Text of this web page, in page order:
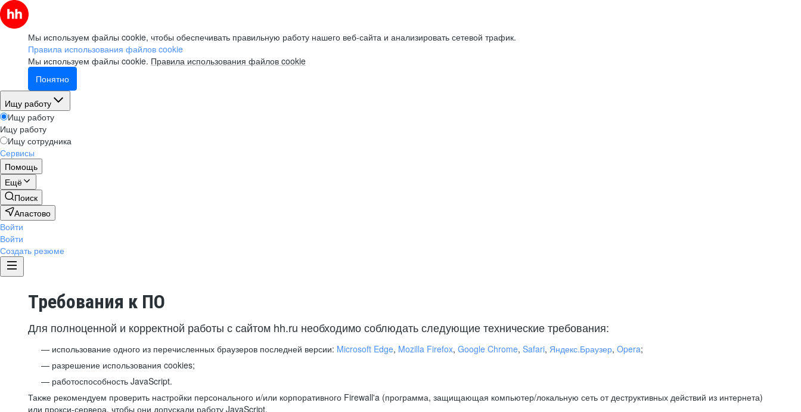
Мы используем файлы cookie, чтобы обеспечивать правильную работу нашего веб-сайта и анализировать сетевой трафик.
Правила использования файлов cookie
Мы используем файлы cookie. Правила использования файлов cookie
Понятно
Ищу работу
Ищу работу
Ищу работу
Ищу сотрудника
Сервисы
Помощь
Ещё
Поиск
Апастово
Войти
Войти
Создать резюме
Требования к ПО
Для полноценной и корректной работы с сайтом hh.ru необходимо соблюдать следующие технические требования:
использование одного из перечисленных браузеров последней версии: Microsoft Edge, Mozilla Firefox, Google Chrome, Safari, Яндекс.Браузер, Opera;
разрешение использования cookies;
работоспособность JavaScript.
Также рекомендуем проверить настройки персонального и/или корпоративного Firewall'a (программа, защищающая компьютер/локальную сеть от деструктивных действий из интернета)
или прокси-сервера, чтобы они допускали работу JavaScript.